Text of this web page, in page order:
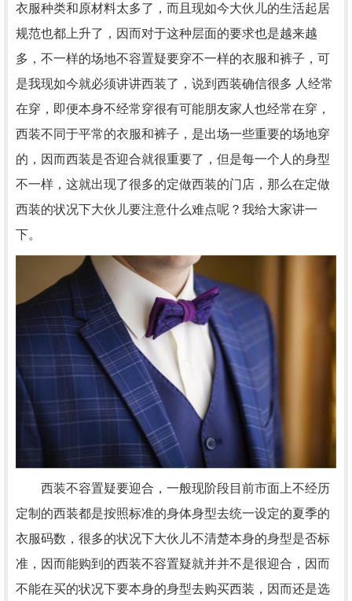
衣服种类和原材料太多了，而且现如今大伙儿的生活起居
规范也都上升了，因而对于这种层面的要求也是越来越
多，不一样的场地不容置疑要穿不一样的衣服和裤子，可
是我现如今就必须讲讲西装了，说到西装确信很多 人经常
在穿，即便本身不经常穿很有可能朋友家人也经常在穿，
西装不同于平常的衣服和裤子，是出场一些重要的场地穿
的，因而西装是否迎合就很重要了，但是每一个人的身型
不一样，这就出现了很多的定做西装的门店，那么在定做
西装的状况下大伙儿要注意什么难点呢？我给大家讲一
下。
西装不容置疑要迎合，一般现阶段目前市面上不经历
定制的西装都是按照标准的身体身型去统一设定的夏季的
衣服码数，很多的状况下大伙儿不清楚本身的身型是否标
准，因而能购到的西装不容置疑就并并不是很迎合，因而
不能在买的状况下要本身的身型去购买西装，因而还是选